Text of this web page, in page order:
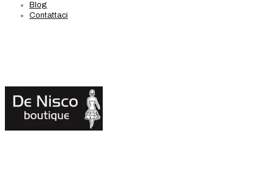
Blog
Contattaci